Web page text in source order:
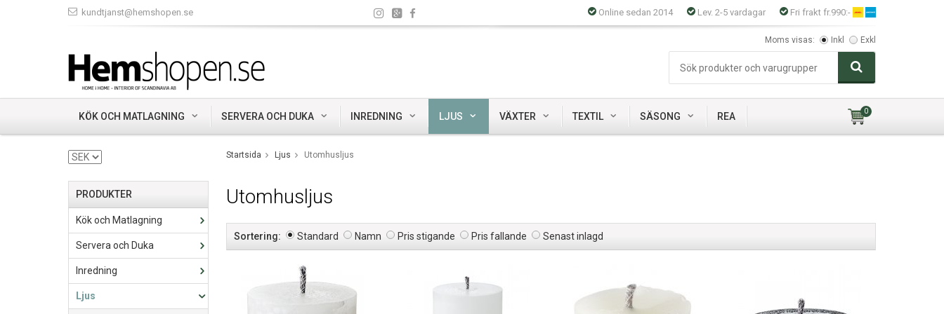
kundtjanst@hemshopen.se Online sedan 2014 Lev. 2-5 vardagar Fri frakt fr.990:-
Moms visas: Inkl Exkl
KÖK OCH MATLAGNING SERVERA OCH DUKA INREDNING LJUS VÄXTER TEXTIL SÄSONG REA 0
PRODUKTER
Kök och Matlagning
Servera och Duka
Inredning
Ljus
Startsida Ljus Utomhusljus
Utomhusljus
Sortering: Standard Namn Pris stigande Pris fallande Senast inlagd